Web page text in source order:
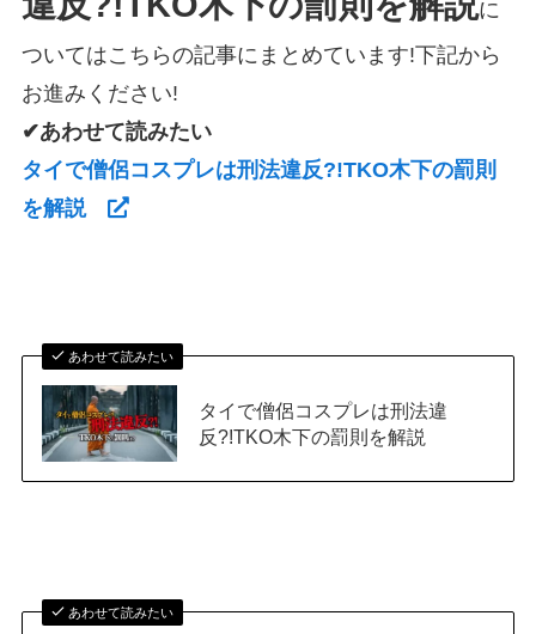
に
ついてはこちらの記事にまとめています!下記から
お進みください!
✔あわせて読みたい
タイで僧侶コスプレは刑法違反?!TKO木下の罰則
を解説
あわせて読みたい
タイで僧侶コスプレは刑法違
反?!TKO木下の罰則を解説
あわせて読みたい